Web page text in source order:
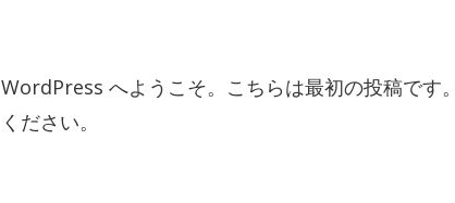
WordPress へようこそ。こちらは最初の投稿です
ください。